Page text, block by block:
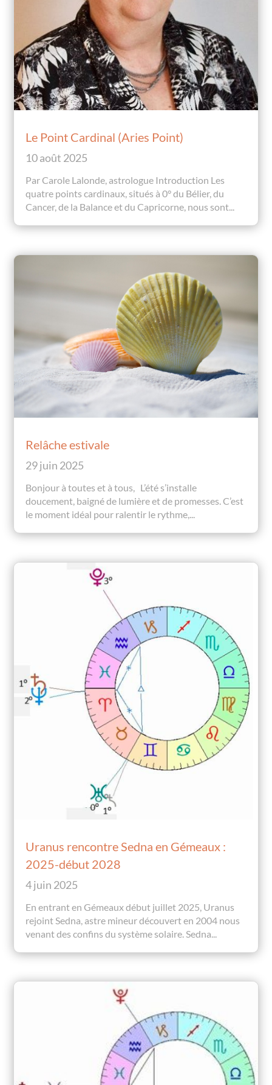
Le Point Cardinal (Aries Point)
10 août 2025
Par Carole Lalonde, astrologue Introduction Les
quatre points cardinaux, situés à 0° du Bélier, du
Cancer, de la Balance et du Capricorne, nous sont...
Relâche estivale
29 juin 2025
Bonjour à toutes et à tous, L’été s’installe
doucement, baigné de lumière et de promesses. C’est
le moment idéal pour ralentir le rythme,...
Uranus rencontre Sedna en Gémeaux :
2025-début 2028
4 juin 2025
En entrant en Gémeaux début juillet 2025, Uranus
rejoint Sedna, astre mineur découvert en 2004 nous
venant des confins du système solaire. Sedna...